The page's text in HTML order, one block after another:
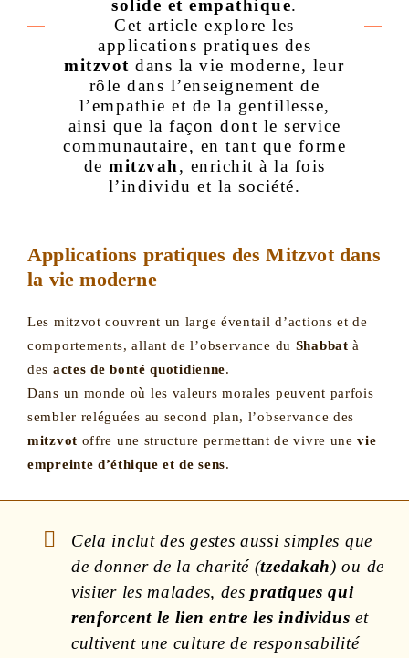
solide et empathique.
Cet article explore les
applications pratiques des
mitzvot dans la vie moderne, leur
rôle dans l’enseignement de
l’empathie et de la gentillesse,
ainsi que la façon dont le service
communautaire, en tant que forme
de mitzvah, enrichit à la fois
l’individu et la société.
Applications pratiques des Mitzvot dans
la vie moderne
Les mitzvot couvrent un large éventail d’actions et de
comportements, allant de l’observance du Shabbat à
des actes de bonté quotidienne.
Dans un monde où les valeurs morales peuvent parfois
sembler reléguées au second plan, l’observance des
mitzvot offre une structure permettant de vivre unevie
empreinte d’éthique et de sens.
Cela inclut des gestes aussi simples que
de donner de la charité (tzedakah) ou de
visiter les malades, despratiques qui
renforcent le lien entre les individus et
cultivent une culture de responsabilité